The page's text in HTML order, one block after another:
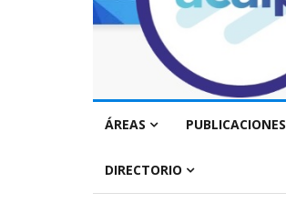
ÁREAS PUBLICACIONES
DIRECTORIO